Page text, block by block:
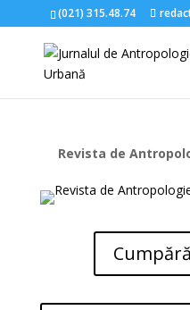
(021) 315.48.74
Revista de